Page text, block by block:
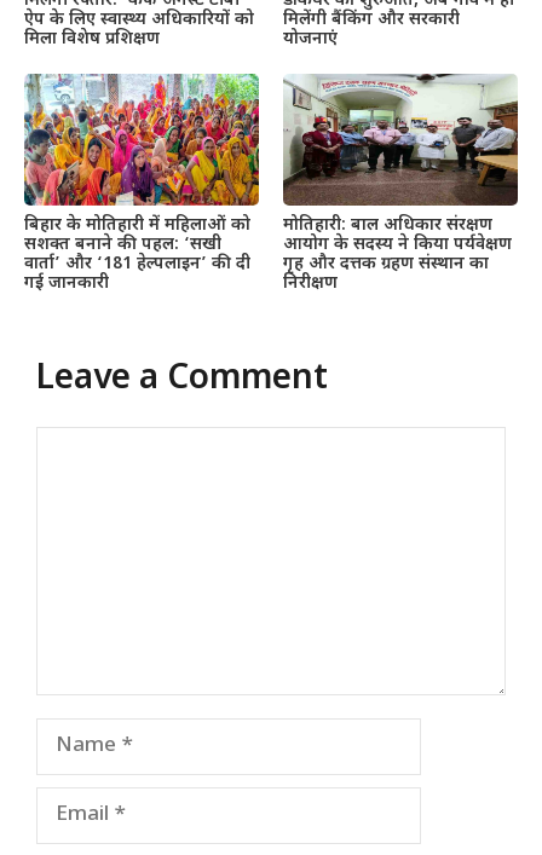
ऐप के लिए स्वास्थ्य अधिकारियों को
मिला विशेष प्रशिक्षण
मिलेंगी बैंकिंग और सरकारी
योजनाएं
बिहार के मोतिहारी में महिलाओं को
सशक्त बनाने की पहल: ‘सखी
वार्ता’ और ‘181 हेल्पलाइन’ की दी
गई जानकारी
मोतिहारी: बाल अधिकार संरक्षण
आयोग के सदस्य ने किया पर्यवेक्षण
गृह और दत्तक ग्रहण संस्थान का
निरीक्षण
Leave a Comment
Name
Email